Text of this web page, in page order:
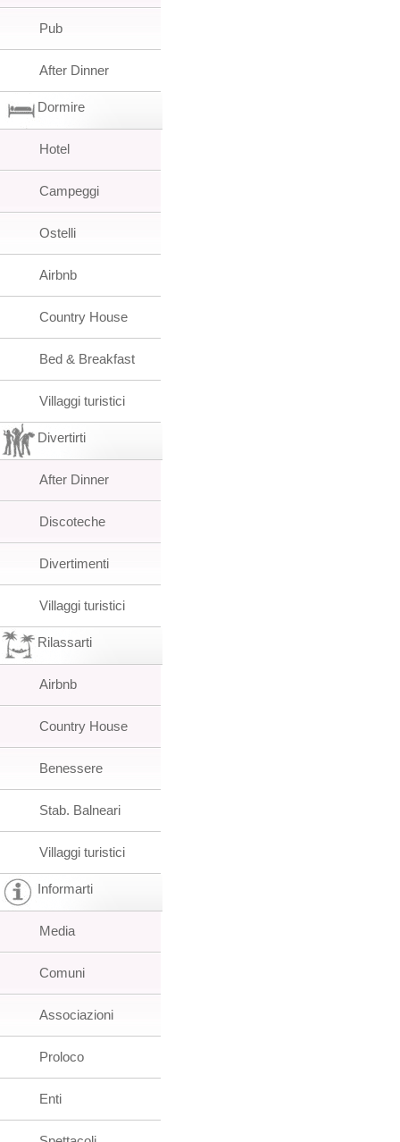
Pub
After Dinner
Dormire
Hotel
Campeggi
Ostelli
Airbnb
Country House
Bed & Breakfast
Villaggi turistici
Divertirti
After Dinner
Discoteche
Divertimenti
Villaggi turistici
Rilassarti
Airbnb
Country House
Benessere
Stab. Balneari
Villaggi turistici
Informarti
Media
Comuni
Associazioni
Proloco
Enti